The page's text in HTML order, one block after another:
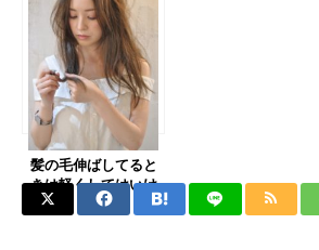
髪の毛伸ばしてると
きは軽くしてはいけ
ない。